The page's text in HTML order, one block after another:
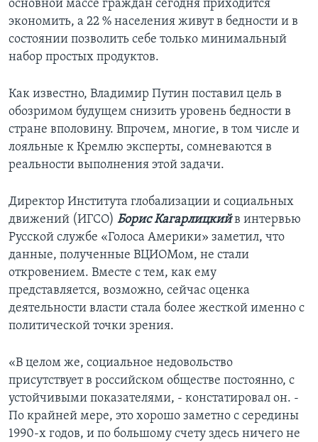
основной массе граждан сегодня приходится
экономить, а 22 % населения живут в бедности и в
состоянии позволить себе только минимальный
набор простых продуктов.
Как известно, Владимир Путин поставил цель в
обозримом будущем снизить уровень бедности в
стране вполовину. Впрочем, многие, в том числе и
лояльные к Кремлю эксперты, сомневаются в
реальности выполнения этой задачи.
Директор Института глобализации и социальных
движений (ИГСО) Борис Кагарлицкийв интервью
Русской службе «Голоса Америки» заметил, что
данные, полученные ВЦИОМом, не стали
откровением. Вместе с тем, как ему
представляется, возможно, сейчас оценка
деятельности власти стала более жесткой именно с
политической точки зрения.
«В целом же, социальное недовольство
присутствует в российском обществе постоянно, с
устойчивыми показателями, - констатировал он. -
По крайней мере, это хорошо заметно с середины
1990-х годов, и по большому счету здесь ничего не